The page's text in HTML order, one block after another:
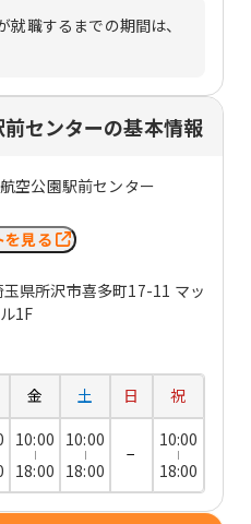
職するまでの期間は、
センターの基本情報
空公園駅前センター
見る
県所沢市喜多町17-11 マッ
1F
金 土 日
祝
10:00
18:00
10:00
18:00
−
10:00
18:00